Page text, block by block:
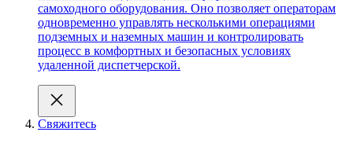
самоходного оборудования. Оно позволяет операторам
одновременно управлять несколькими операциями
подземных и наземных машин и контролировать
процесс в комфортных и безопасных условиях
удаленной диспетчерской.
Свяжитесь